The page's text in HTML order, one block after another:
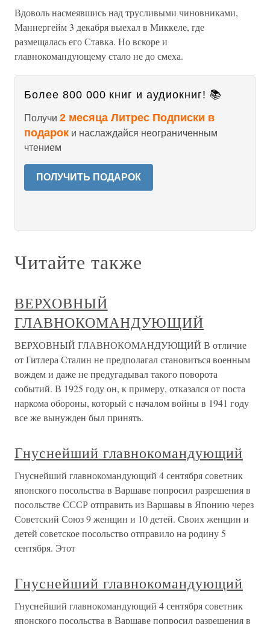
Вдоволь насмеявшись над трусливыми чиновниками,
Маннергейм 3 декабря выехал в Миккеле, где
размещалась его Ставка. Но вскоре и
главнокомандующему стало не до смеха.
Более 800 000 книг и аудиокниг! 📚
Получи 2 месяца Литрес Подписки в
подарок и наслаждайся неограниченным
чтением
ПОЛУЧИТЬ ПОДАРОК
Читайте также
ВЕРХОВНЫЙ
ГЛАВНОКОМАНДУЮЩИЙ
ВЕРХОВНЫЙ ГЛАВНОКОМАНДУЮЩИЙ В отличие
от Гитлера Сталин не предполагал становиться военным
вождем и даже не предугадывал такого поворота
событий. В 1925 году он, к примеру, отказался от поста
наркома обороны, который с началом войны в 1941 году
все же вынужден был принять.
Гнуснейший главнокомандующий
Гнуснейший главнокомандующий 4 сентября советник
японского посольства в Варшаве попросил разрешения в
посольстве СССР отправить из Варшавы в Японию через
Советский Союз 9 женщин и 10 детей. Своих женщин и
детей советское посольство отправило на родину 5
сентября. Этот
Гнуснейший главнокомандующий
Гнуснейший главнокомандующий 4 сентября советник
японского посольства в Варшаве попросил разрешения в